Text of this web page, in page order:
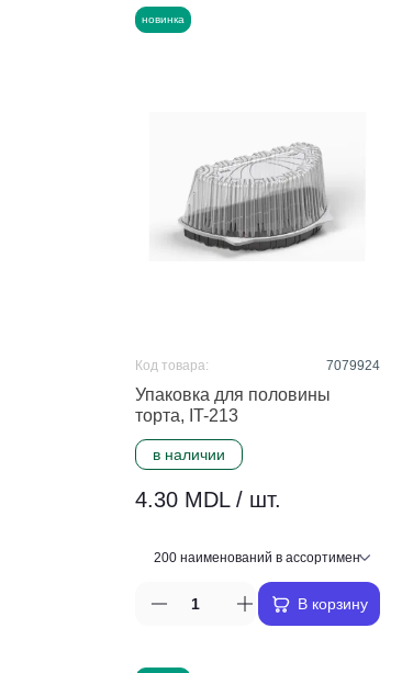
новинка
в наличии
Упаковка для половины
торта, IT-213
Код товара: 7079924
4.30 MDL / шт.
В корзину